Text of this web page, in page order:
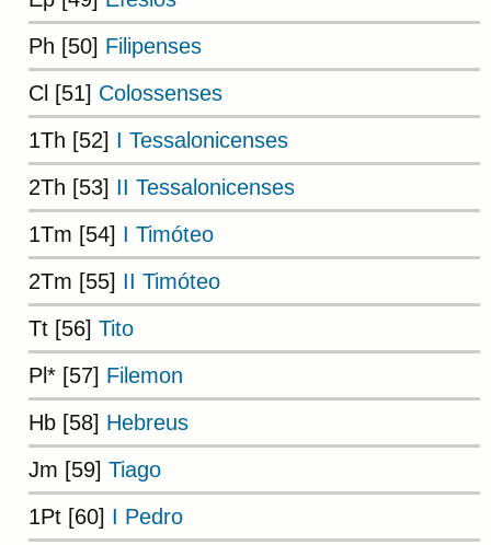
Ph [50] Filipenses
Cl [51] Colossenses
1Th [52] I Tessalonicenses
2Th [53] II Tessalonicenses
1Tm [54] I Timóteo
2Tm [55] II Timóteo
Tt [56] Tito
Pl* [57] Filemon
Hb [58] Hebreus
Jm [59] Tiago
1Pt [60] I Pedro